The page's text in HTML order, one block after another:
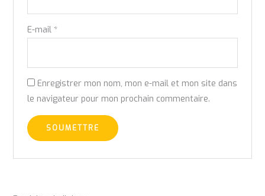
E-mail *
Enregistrer mon nom, mon e-mail et mon site dans
le navigateur pour mon prochain commentaire.